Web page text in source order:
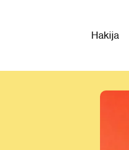
Hakija